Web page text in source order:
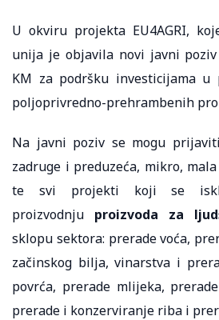
U okviru projekta EU4AGRI,
unija je objavila novi javni
KM za podršku investicijama
poljoprivredno-prehrambenih
Na javni poziv se mogu
zadruge i preduzeća, mikro,
te svi projekti koji se
proizvodnju proizvoda za
sklopu sektora: prerade voća,
začinskog bilja, vinarstva i
povrća, prerade mlijeka,
prerade i konzerviranje riba i